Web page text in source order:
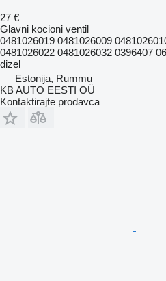
27 €
Glavni kocioni ventil
0481026019 0481026009
0481026022 0481026032 0396407
dizel
Estonija, Rummu
KB AUTO EESTI OÜ
Kontaktirajte prodavca